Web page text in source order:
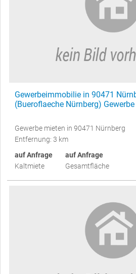
Gewerbeimmobilie in 90471
(Bueroflaeche Nürnberg)
Gewerbe mieten in 90471 Nürnberg
Entfernung: 3 km
auf Anfrage
Kaltmiete
auf Anfrage
Gesamtfläche